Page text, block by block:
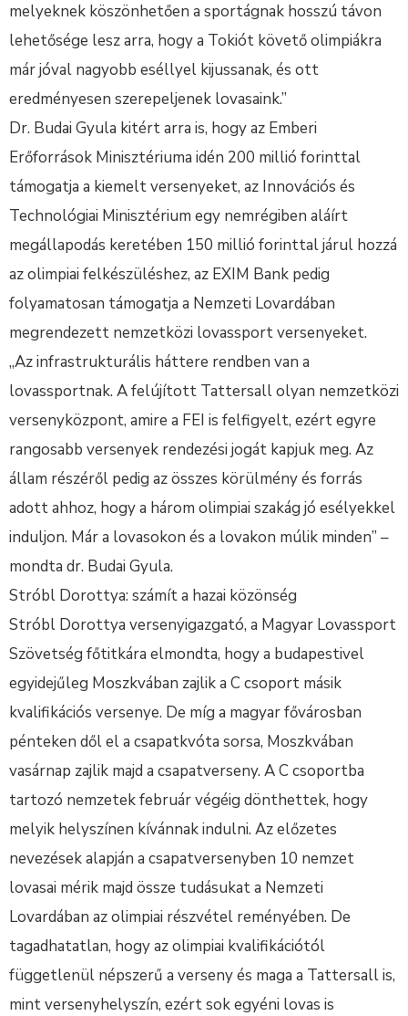
melyeknek köszönhetően a sportágnak hosszú távon
lehetősége lesz arra, hogy a Tokiót követő olimpiákra
már jóval nagyobb eséllyel kijussanak, és ott
eredményesen szerepeljenek lovasaink.”
Dr. Budai Gyula kitért arra is, hogy az Emberi
Erőforrások Minisztériuma idén 200 millió forinttal
támogatja a kiemelt versenyeket, az Innovációs és
Technológiai Minisztérium egy nemrégiben aláírt
megállapodás keretében 150 millió forinttal járul hozzá
az olimpiai felkészüléshez, az EXIM Bank pedig
folyamatosan támogatja a Nemzeti Lovardában
megrendezett nemzetközi lovassport versenyeket.
„Az infrastrukturális háttere rendben van a
lovassportnak. A felújított Tattersall olyan nemzetközi
versenyközpont, amire a FEI is felfigyelt, ezért egyre
rangosabb versenyek rendezési jogát kapjuk meg. Az
állam részéről pedig az összes körülmény és forrás
adott ahhoz, hogy a három olimpiai szakág jó esélyekkel
induljon. Már a lovasokon és a lovakon múlik minden” –
mondta dr. Budai Gyula.
Stróbl Dorottya: számít a hazai közönség
Stróbl Dorottya versenyigazgató, a Magyar Lovassport
Szövetség főtitkára elmondta, hogy a budapestivel
egyidejűleg Moszkvában zajlik a C csoport másik
kvalifikációs versenye. De míg a magyar fővárosban
pénteken dől el a csapatkvóta sorsa, Moszkvában
vasárnap zajlik majd a csapatverseny. A C csoportba
tartozó nemzetek február végéig dönthettek, hogy
melyik helyszínen kívánnak indulni. Az előzetes
nevezések alapján a csapatversenyben 10 nemzet
lovasai mérik majd össze tudásukat a Nemzeti
Lovardában az olimpiai részvétel reményében. De
tagadhatatlan, hogy az olimpiai kvalifikációtól
függetlenül népszerű a verseny és maga a Tattersall is,
mint versenyhelyszín, ezért sok egyéni lovas is